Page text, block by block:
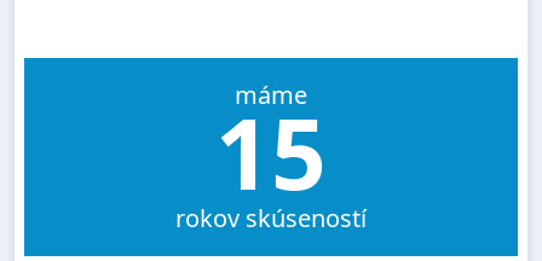
máme
15
rokov skúseností